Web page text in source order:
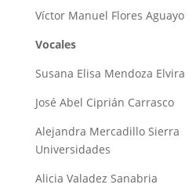
Víctor Manuel Flores
Vocales
Susana Elisa Mendoza
José Abel Ciprián
Alejandra Mercadillo
Universidades
Alicia Valadez Sanabria